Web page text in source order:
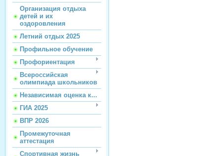
Организация отдыха
детей и их
оздоровления
Летний отдых 2025
Профильное обучение
Профориентация
Всероссийская
олимпиада школьников
Независимая оценка к...
ГИА 2025
ВПР 2026
Промежуточная
аттестация
Спортивная жизнь